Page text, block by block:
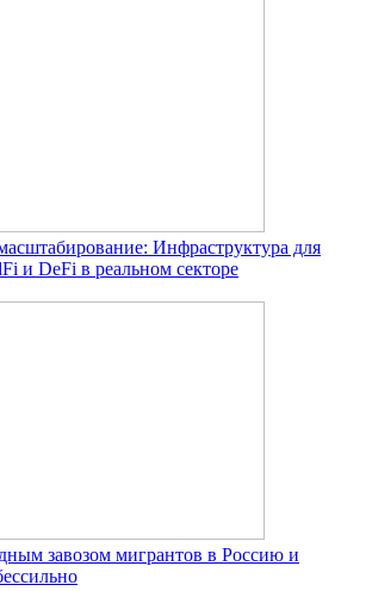
Инфраструктура для
и DeFi в реальном секторе
завозом мигрантов в Россию и